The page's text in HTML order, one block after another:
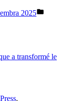
2025
a transformé le
.